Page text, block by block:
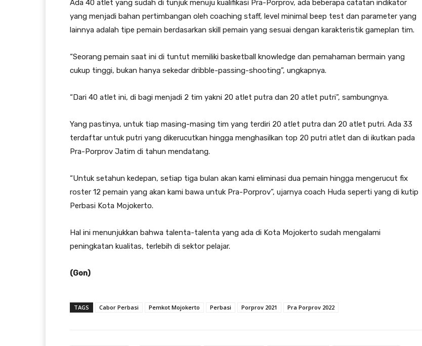
Ada 40 atlet yang sudah di tunjuk menuju kualifikasi Pra-Porprov, ada beberapa catatan indikator
yang menjadi bahan pertimbangan oleh coaching staff, level minimal beep test dan parameter yang
lainnya adalah tipe pemain berdasarkan skill pemain yang sesuai dengan karakteristik gameplan tim.
“Seorang pemain saat ini di tuntut memiliki basketball knowledge dan pemahaman bermain yang
cukup tinggi, bukan hanya sekedar dribble-passing-shooting”, ungkapnya.
“Dari 40 atlet ini, di bagi menjadi 2 tim yakni 20 atlet putra dan 20 atlet putri”, sambungnya.
Yang pastinya, untuk tiap masing-masing tim yang terdiri 20 atlet putra dan 20 atlet putri. Ada 33
terdaftar untuk putri yang dikerucutkan hingga menghasilkan top 20 putri atlet dan di ikutkan pada
Pra-Porprov Jatim di tahun mendatang.
“Untuk setahun kedepan, setiap tiga bulan akan kami eliminasi dua pemain hingga mengerucut fix
roster 12 pemain yang akan kami bawa untuk Pra-Porprov”, ujarnya coach Huda seperti yang di kutip
Perbasi Kota Mojokerto.
Hal ini menunjukkan bahwa talenta-talenta yang ada di Kota Mojokerto sudah mengalami
peningkatan kualitas, terlebih di sektor pelajar.
(Gon)
TAGS Cabor Perbasi Pemkot Mojokerto Perbasi Porprov 2021 Pra Porprov 2022